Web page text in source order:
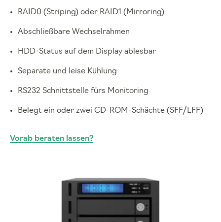
RAID0 (Striping) oder RAID1 (Mirroring)
Abschließbare Wechselrahmen
HDD-Status auf dem Display ablesbar
Separate und leise Kühlung
RS232 Schnittstelle fürs Monitoring
Belegt ein oder zwei CD-ROM-Schächte (SFF/LFF)
Vorab beraten lassen?